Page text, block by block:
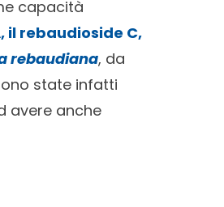
capacità
il rebaudioside C,
rebaudiana, da
state infatti
avere anche